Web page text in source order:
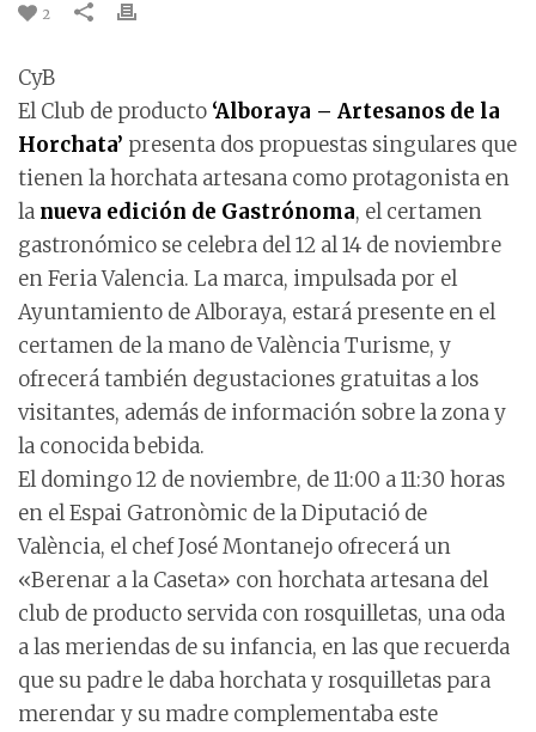
2
CyB
El Club de producto ‘Alboraya – Artesanos de la
Horchata’ presenta dos propuestas singulares que
tienen la horchata artesana como protagonista en
la nueva edición de Gastrónoma, el certamen
gastronómico se celebra del 12 al 14 de noviembre
en Feria Valencia. La marca, impulsada por el
Ayuntamiento de Alboraya, estará presente en el
certamen de la mano de València Turisme, y
ofrecerá también degustaciones gratuitas a los
visitantes, además de información sobre la zona y
la conocida bebida.
El domingo 12 de noviembre, de 11:00 a 11:30 horas
en el Espai Gatronòmic de la Diputació de
València, el chef José Montanejo ofrecerá un
«Berenar a la Caseta» con horchata artesana del
club de producto servida con rosquilletas, una oda
a las meriendas de su infancia, en las que recuerda
que su padre le daba horchata y rosquilletas para
merendar y su madre complementaba este